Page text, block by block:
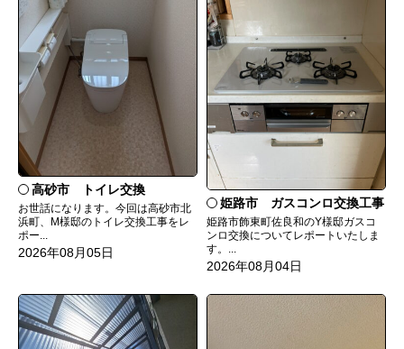
高砂市 トイレ交換
お世話になります。今回は高砂市北
浜町、M様邸のトイレ交換工事をレ
ポー...
2026年08月05日
姫路市 ガスコンロ交換工事
姫路市飾東町佐良和のY様邸ガスコ
ンロ交換についてレポートいたしま
す。...
2026年08月04日